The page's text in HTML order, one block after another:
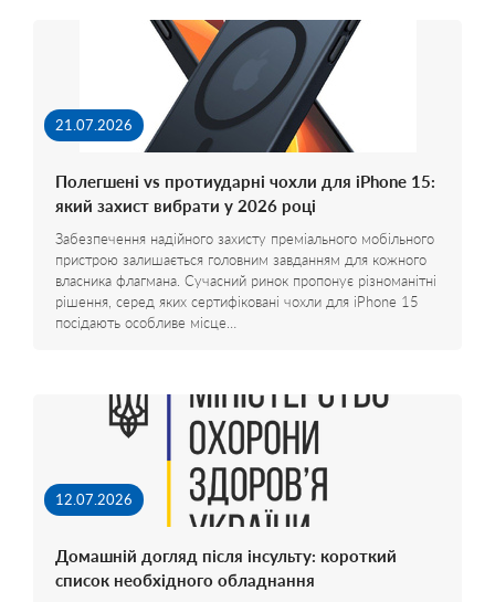
21.07.2026
Полегшені vs протиударні чохли для iPhone 15:
який захист вибрати у 2026 році
Забезпечення надійного захисту преміального мобільного
пристрою залишається головним завданням для кожного
власника флагмана. Сучасний ринок пропонує різноманітні
рішення, серед яких сертифіковані чохли для iPhone 15
посідають особливе місце…
12.07.2026
Домашній догляд після інсульту: короткий
список необхідного обладнання